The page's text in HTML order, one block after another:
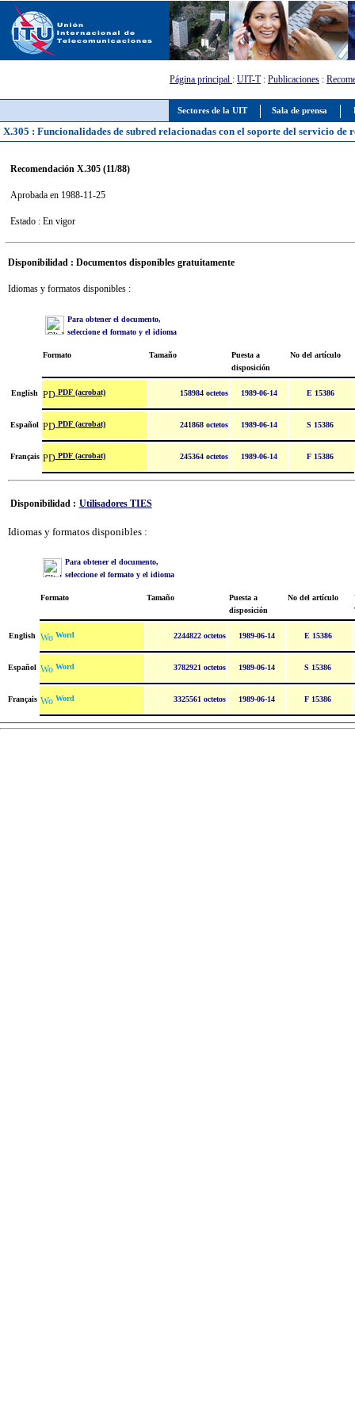
Sectores de la UIT Sala de prensa
Página principal : UIT-T: Publicaciones :
X.305 : Funcionalidades de subred relacionadas con el soporte del servicio de
Recomendación X.305 (11/88)
Aprobada en 1988-11-25
Estado : En vigor
Disponibilidad : Documentos disponibles gratuitamente
Idiomas y formatos disponibles :
Para obtener el documento,
seleccione el formato y el idioma
Formato Tamaño
Puesta a
disposición
No del artículo
English PDF (acrobat) 158984 octetos 1989-06-14 E 15386
Español PDF (acrobat) 241868 octetos 1989-06-14 S 15386
Français PDF (acrobat) 245364 octetos 1989-06-14 F 15386
Disponibilidad : Utilisadores TIES
Idiomas y formatos disponibles :
Para obtener el documento,
seleccione el formato y el idioma
Formato Tamaño
Puesta a
disposición
No del artículo
English Word 2244822 octetos 1989-06-14 E 15386
Español Word 3782921 octetos 1989-06-14 S 15386
Français Word 3325561 octetos 1989-06-14 F 15386